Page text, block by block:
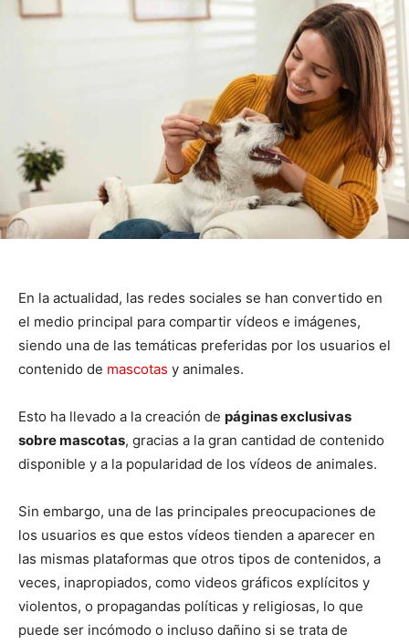
En la actualidad, las redes sociales se han convertido en
el medio principal para compartir vídeos e imágenes,
siendo una de las temáticas preferidas por los usuarios el
contenido de mascotas y animales.
Esto ha llevado a la creación de páginas exclusivas
sobre mascotas, gracias a la gran cantidad de contenido
disponible y a la popularidad de los vídeos de animales.
Sin embargo, una de las principales preocupaciones de
los usuarios es que estos vídeos tienden a aparecer en
las mismas plataformas que otros tipos de contenidos, a
veces, inapropiados, como videos gráficos explícitos y
violentos, o propagandas políticas y religiosas, lo que
puede ser incómodo o incluso dañino si se trata de